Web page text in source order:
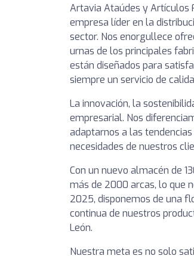
Artavia Ataúdes y Artículos
empresa líder en la
sector. Nos enorgullece
urnas de los principales
están diseñados para
siempre un servicio de
La innovación, la
empresarial. Nos
adaptarnos a las
necesidades de nuestros
Con un nuevo almacén de
más de 2000 arcas, lo que
2025, disponemos de una
continua de nuestros
León.
Nuestra meta es no solo